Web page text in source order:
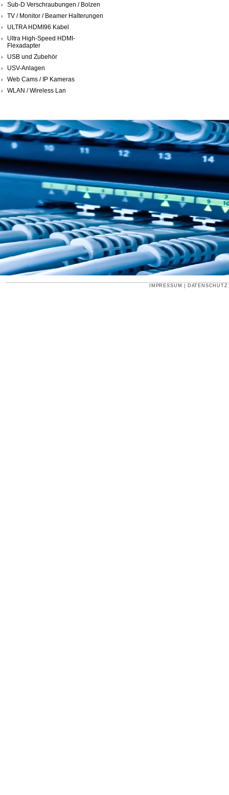
Sub-D Verschraubungen / Bolzen
TV / Monitor / Beamer Halterungen
ULTRA HDMI96 Kabel
Ultra High-Speed HDMI-
Flexadapter
USB und Zubehör
USV-Anlagen
Web Cams / IP Kameras
WLAN / Wireless Lan
IMPRESSUM DATENSCHUTZ